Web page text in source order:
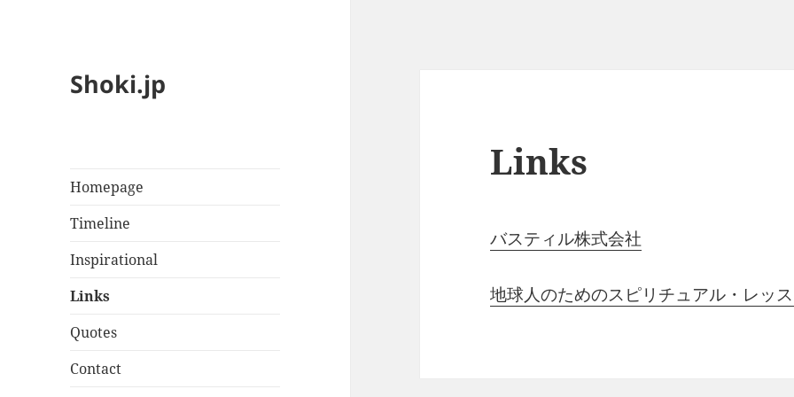
Shoki.jp
Homepage
Timeline
Inspirational
Links
Quotes
Contact
Links
バスティル株式会社
地球人のためのスピリチュアル・レッ